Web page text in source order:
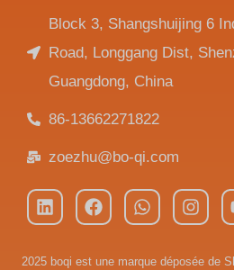
Block 3, Shangshuijing 6
Road, Longgang Dist,
Guangdong, China
86-13662271822
zoezhu@bo-qi.com
2025 boqi est une marque déposée de